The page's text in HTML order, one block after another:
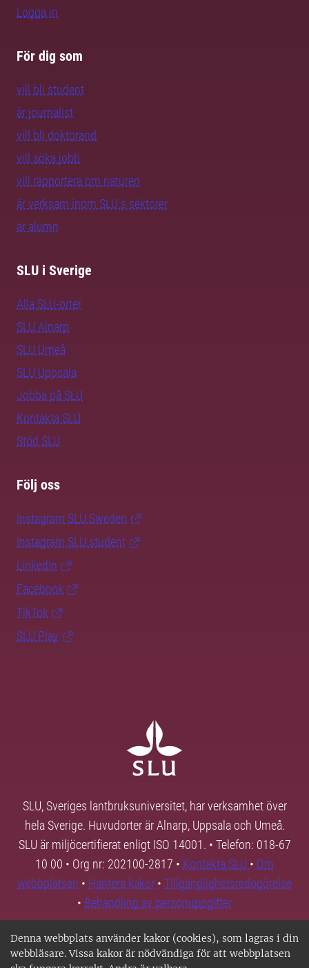
Denna webbplats använder kakor (cookies), som lagras i din
webbläsare. Vissa kakor är nödvändiga för att webbplatsen
Logga in
För dig som
vill bli student
är journalist
vill bli doktorand
vill söka jobb
vill rapportera om naturen
är verksam inom SLU:s sektorer
är alumn
SLU i Sverige
Alla SLU-orter
SLU Alnarp
SLU Umeå
SLU Uppsala
Jobba på SLU
Kontakta SLU
Stöd SLU
Följ oss
Instagram SLU.Sweden
Instagram SLU.student
LinkedIn
Facebook
TikTok
SLU Play
SLU, Sveriges lantbruksuniversitet, har verksamhet över
hela Sverige. Huvudorter är Alnarp, Uppsala och Umeå.
SLU är miljöcertifierat enligt ISO 14001. • Telefon: 018-67
10 00 • Org nr: 202100-2817 • Kontakta SLU • Om
webbplatsen • Hantera kakor • Tillgänglighetsredogörelse
• Behandling av personuppgifter